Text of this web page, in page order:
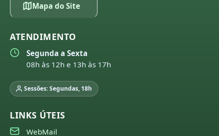
Mapa do Site
ATENDIMENTO
Segunda a Sexta
08h às 12h e 13h às 17h
Sessões: Segundas, 18h
LINKS ÚTEIS
WebMail